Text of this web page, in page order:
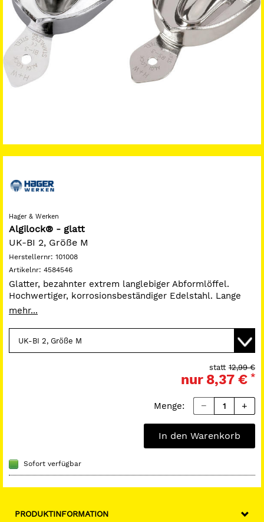
Hager & Werken
Algilock® - glatt
UK-BI 2, Größe M
Herstellernr: 101008
Artikelnr: 4584546
Glatter, bezahnter extrem langlebiger Abformlöffel.
Hochwertiger, korrosionsbeständiger Edelstahl. Lange
Lebensdauer, höchste Formstabilität und langfristig
einen stabilen Verbund. Autoklavierbar ohne
Qualitätseinbußen.
wassergekühlten Version und in Kindergrößen lieferbar.
mehr...
12,99 €
statt
nur 8,37 € *
Menge:
In den Warenkorb
Sofort verfügbar
PRODUKTINFORMATION